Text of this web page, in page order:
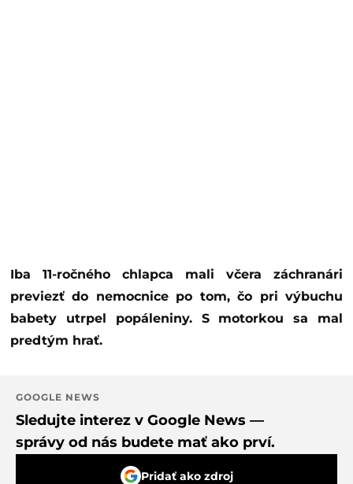
Iba 11-ročného chlapca mali včera záchranári
previezť do nemocnice po tom, čo pri výbuchu
babety utrpel popáleniny. S motorkou sa mal
predtým hrať.
GOOGLE NEWS
Sledujte interez v Google News —
správy od nás budete mať ako prví.
Pridať ako zdroj